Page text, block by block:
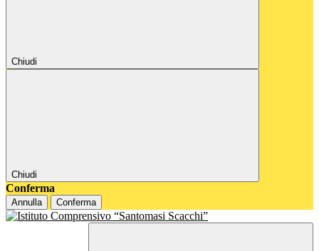
Chiudi
Chiudi
Conferma
Annulla Conferma